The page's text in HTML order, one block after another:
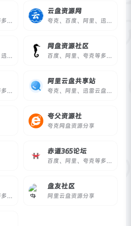
阿里、百度、夸克等多网盘资源分享
云盘资源网
夸克、百度、阿里、迅雷等多网盘资源分享
百度、阿里、夸克、迅雷等多网盘资源分享
网盘资源社区
百度、阿里、夸克等多网盘资源分享
阿里、夸克、迅雷等多网盘资源分享
阿里云盘共享站
夸克、阿里、迅雷云盘资源共享站
夸父资源社
夸克网盘资源分享
赤道365论坛
百度、阿里、夸克等多网盘资源分享
百度、阿里、夸克等多网盘资源分享
盘友社区
阿里云盘资源分享